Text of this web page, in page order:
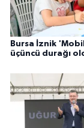
Bursa İznik
üçüncü durağı